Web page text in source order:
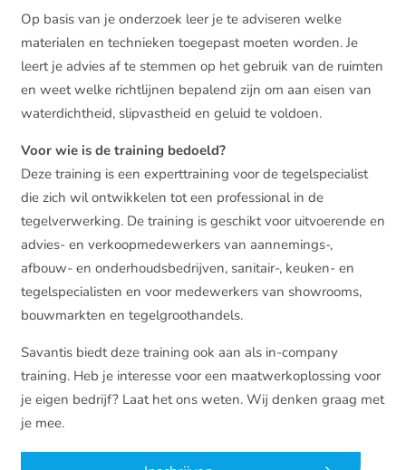
Op basis van je onderzoek leer je te adviseren welke
materialen en technieken toegepast moeten worden. Je
leert je advies af te stemmen op het gebruik van de ruimten
en weet welke richtlijnen bepalend zijn om aan eisen van
waterdichtheid, slipvastheid en geluid te voldoen.
Voor wie is de training bedoeld?
Deze training is een experttraining voor de tegelspecialist
die zich wil ontwikkelen tot een professional in de
tegelverwerking. De training is geschikt voor uitvoerende en
advies- en verkoopmedewerkers van aannemings-,
afbouw- en onderhoudsbedrijven, sanitair-, keuken- en
tegelspecialisten en voor medewerkers van showrooms,
bouwmarkten en tegelgroothandels.
Savantis biedt deze training ook aan als in-company
training. Heb je interesse voor een maatwerkoplossing voor
je eigen bedrijf? Laat het ons weten. Wij denken graag met
je mee.